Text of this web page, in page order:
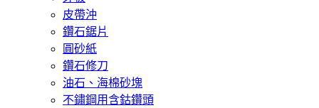
皮帶沖
鑽石鋸片
圓砂紙
鑽石修刀
油石、海棉砂塊
不鏽鋼用含鈷鑽頭